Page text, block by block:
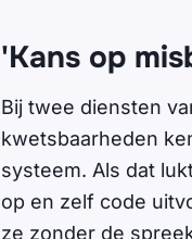
'Kans op
Bij twee diensten
kwetsbaarheden
systeem. Als dat
op en zelf code
ze zonder de